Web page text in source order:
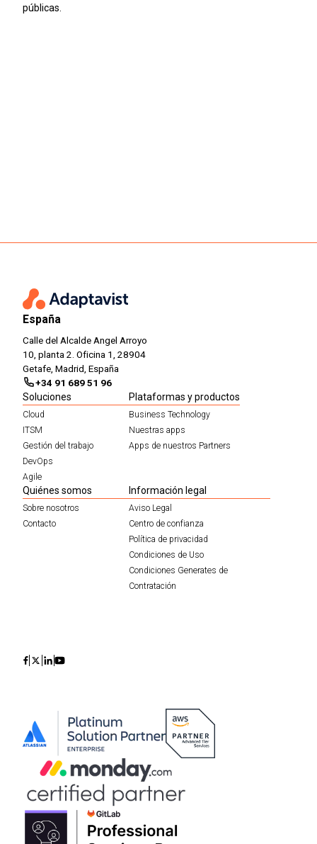
públicas.
España
Calle del Alcalde Angel Arroyo
10, planta 2. Oficina 1, 28904
Getafe, Madrid, España
+34 91 689 51 96
Soluciones
Cloud
ITSM
Gestión del trabajo
DevOps
Agile
Plataformas y productos
Business Technology
Nuestras apps
Apps de nuestros Partners
Quiénes somos
Sobre nosotros
Contacto
Información legal
Aviso Legal
Centro de confianza
Política de privacidad
Condiciones de Uso
Condiciones Generates de
Contratación
IconIconIconIcon